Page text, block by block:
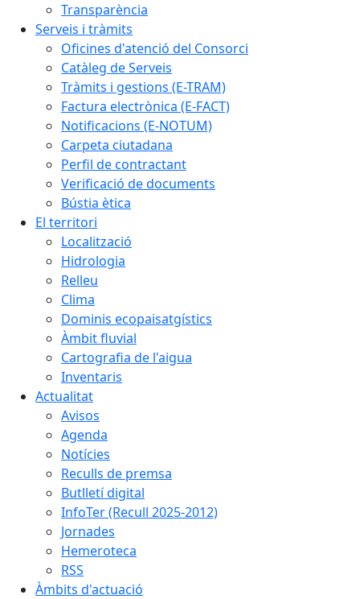
Transparència
Serveis i tràmits
Oficines d'atenció del Consorci
Catàleg de Serveis
Tràmits i gestions (E-TRAM)
Factura electrònica (E-FACT)
Notificacions (E-NOTUM)
Carpeta ciutadana
Perfil de contractant
Verificació de documents
Bústia ètica
El territori
Localització
Hidrologia
Relleu
Clima
Dominis ecopaisatgístics
Àmbit fluvial
Cartografia de l'aigua
Inventaris
Actualitat
Avisos
Agenda
Notícies
Reculls de premsa
Butlletí digital
InfoTer (Recull 2025-2012)
Jornades
Hemeroteca
RSS
Àmbits d'actuació